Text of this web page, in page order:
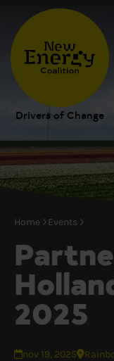
Drivers of Change
Home Events
2025
nov 19, 2025